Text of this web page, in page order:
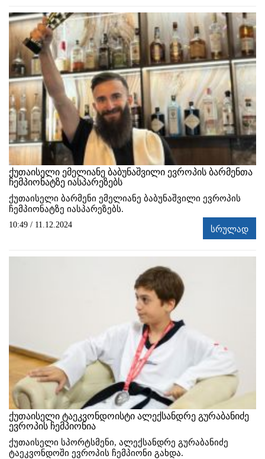
ქუთაისელი ემელიანე ბაბუნაშვილი ევროპის ბარმენთა
ჩემპიონატზე იასპარეზებს
ქუთაისელი ბარმენი ემელიანე ბაბუნაშვილი ევროპის
ჩემპიონატზე იასპარეზებს.
10:49 / 11.12.2024 სრულად
ქუთაისელი ტაეკვონდოისტი ალექსანდრე გურაბანიძე
ევროპის ჩემპიონია
ქუთაისელი სპორტსმენი, ალექსანდრე გურაბანიძე
ტაეკვონდოში ევროპის ჩემპიონი გახდა.